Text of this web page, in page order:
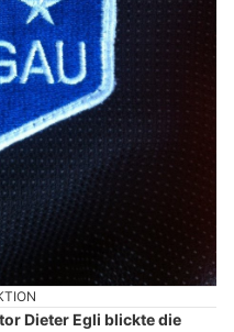
Dieter Egli blickte die